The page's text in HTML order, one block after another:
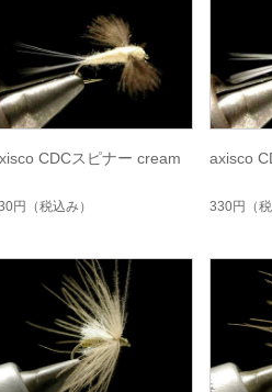
CDCスピナー cream
円 （税込み）
axisco
330円 （